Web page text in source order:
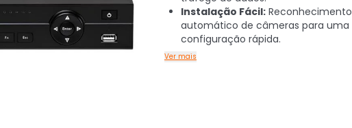
Instalação Fácil: Reconhecimento
automático de câmeras para uma
configuração rápida.
Ver mais